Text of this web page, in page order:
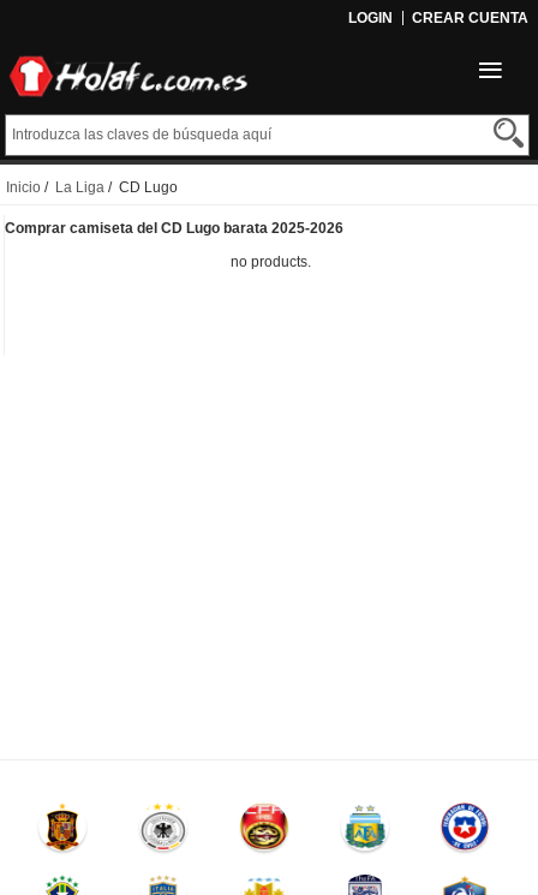
LOGIN CREAR CUENTA
Inicio / La Liga / CD Lugo
Comprar camiseta del CD Lugo barata 2025-2026
no products.